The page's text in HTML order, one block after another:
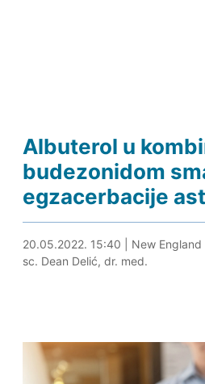
Albuterol u
budezonidom
egzacerbacije
20.05.2022. 15:55
20.05.2022. 15:40 New
sc. Dean Delić, dr. med.